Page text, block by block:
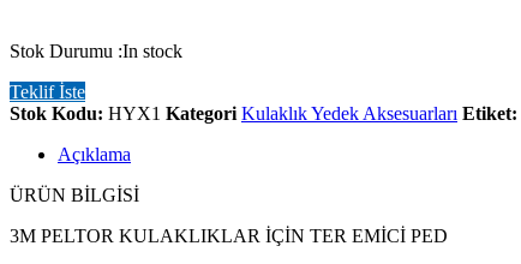
Stok Durumu :In stock
Teklif İste
Stok Kodu: HYX1 Kategori Kulaklık Yedek Aksesuarları Etiket:
Açıklama
ÜRÜN BİLGİSİ
3M PELTOR KULAKLIKLAR İÇİN TER EMİCİ PED